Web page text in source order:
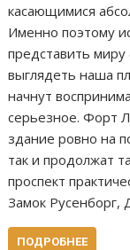
касающимися
Именно поэтому
представить
выглядеть наша
начнут
серьезное. Форт
здание ровно на
так и продолжат
проспект
Замок Русенборг,
ПОДРОБНЕЕ